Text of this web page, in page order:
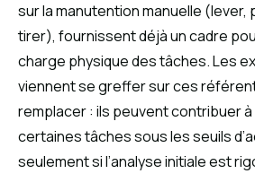
sur la manutention manuelle (lever,
tirer), fournissent déjà un cadre
charge physique des tâches. Les
viennent se greffer sur ces
remplacer : ils peuvent contribuer
certaines tâches sous les seuils
seulement si l’analyse initiale est